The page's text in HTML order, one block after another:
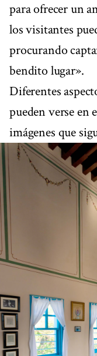
para ofrecer un
los visitantes
procurando
bendito lugar».
Diferentes
pueden verse en
imágenes que